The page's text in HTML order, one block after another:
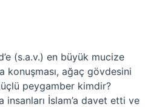
(s.a.v.) en büyük mucize
konuşması, ağaç gövdesini
peygamber kimdir?
İslam’a davet etti ve